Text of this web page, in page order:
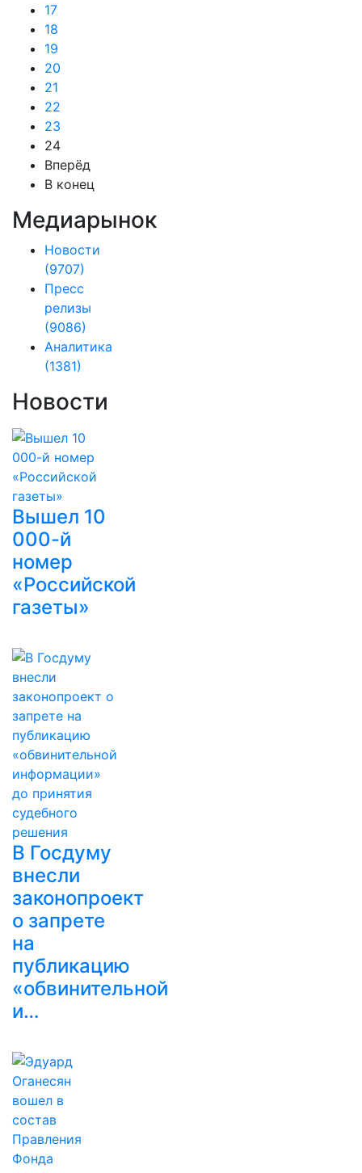
17
18
19
20
21
22
23
24
Вперёд
В конец
Медиарынок
Новости
(9707)
Пресс
релизы
(9086)
Аналитика
(1381)
Новости
Вышел 10
000-й
номер
«Российской
газеты»
В Госдуму
внесли
законопроект
о запрете
на
публикацию
«обвинительной
и…